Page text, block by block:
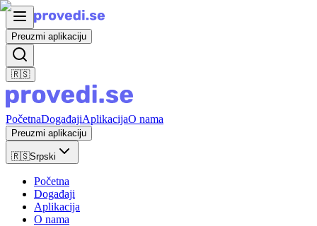
Preuzmi aplikaciju
🇷🇸
PočetnaDogađajiAplikacijaO nama
Preuzmi aplikaciju
🇷🇸Srpski
Početna
Događaji
Aplikacija
O nama